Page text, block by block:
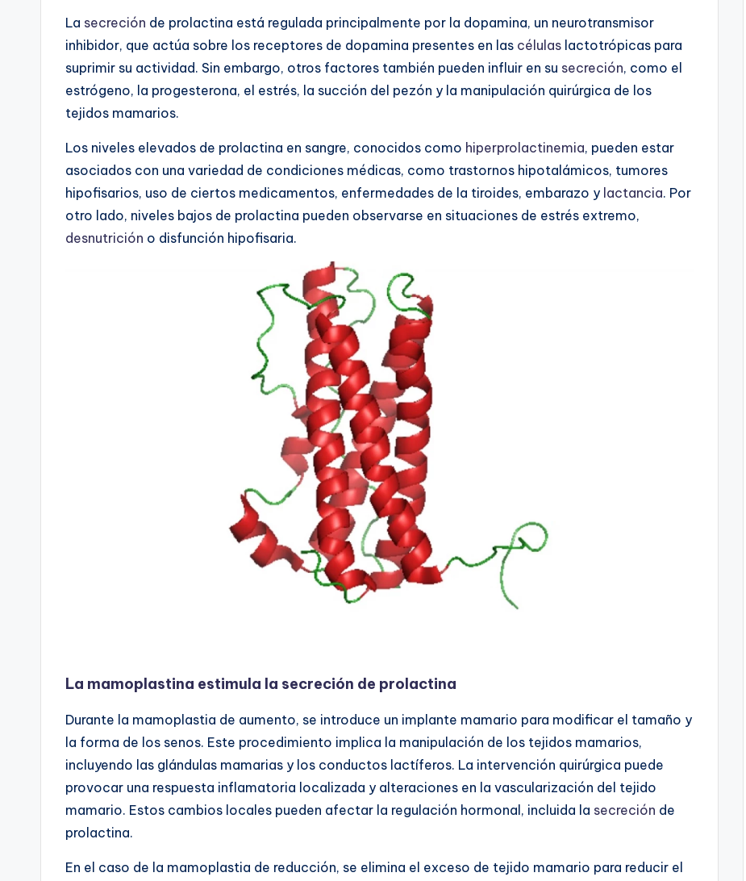
La secreción de prolactina está regulada principalmente por la dopamina, un neurotransmisor
inhibidor, que actúa sobre los receptores de dopamina presentes en las células lactotrópicas para
suprimir su actividad. Sin embargo, otros factores también pueden influir en su secreción, como el
estrógeno, la progesterona, el estrés, la succión del pezón y la manipulación quirúrgica de los
tejidos mamarios.
Los niveles elevados de prolactina en sangre, conocidos como hiperprolactinemia, pueden estar
asociados con una variedad de condiciones médicas, como trastornos hipotalámicos, tumores
hipofisarios, uso de ciertos medicamentos, enfermedades de la tiroides, embarazo y lactancia. Por
otro lado, niveles bajos de prolactina pueden observarse en situaciones de estrés extremo,
desnutrición o disfunción hipofisaria.
La mamoplastina estimula la secreción de prolactina
Durante la mamoplastia de aumento, se introduce un implante mamario para modificar el tamaño y
la forma de los senos. Este procedimiento implica la manipulación de los tejidos mamarios,
incluyendo las glándulas mamarias y los conductos lactíferos. La intervención quirúrgica puede
provocar una respuesta inflamatoria localizada y alteraciones en la vascularización del tejido
mamario. Estos cambios locales pueden afectar la regulación hormonal, incluida la secreción de
prolactina.
En el caso de la mamoplastia de reducción, se elimina el exceso de tejido mamario para reducir el